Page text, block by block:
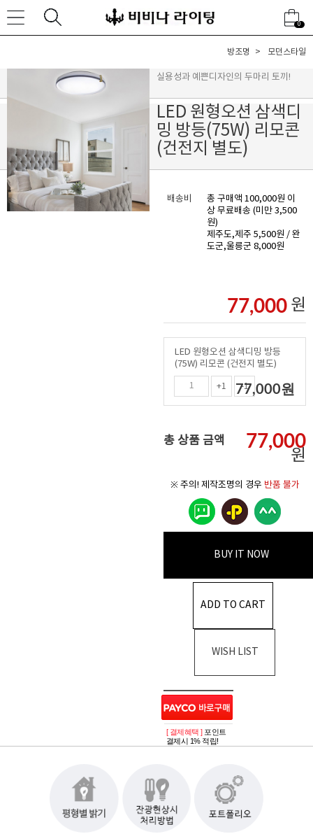
0
방조명 모던스타일
실용성과 예쁜디자인의 두마리 토끼!
LED 원형오션 삼색디
밍 방등(75W) 리모콘
(건전지 별도)
배송비
총 구매액 100,000원 이
상 무료배송 (미만 3,500
원)
제주도,제주 5,500원 / 완
도군,울릉군 8,000원
77,000 원
LED 원형오션 삼색디밍 방등
(75W) 리모콘 (건전지 별도)
+1 -1
77,000원
총 상품 금액 77,000
원
※ 주의! 제작조명의 경우 반품 불가
BUY IT NOW
ADD TO CART
WISH LIST
[ 결제혜택 ] 포인트
결제시 1% 적립!